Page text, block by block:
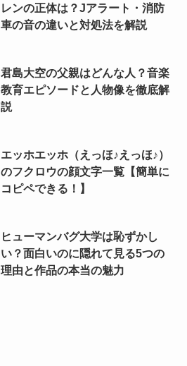
レンの正体は？Jアラート・消防
車の音の違いと対処法を解説
君島大空の父親はどんな人？音楽
教育エピソードと人物像を徹底解
説
エッホエッホ（えっほ♪えっほ♪）
のフクロウの顔文字一覧【簡単に
コピペできる！】
ヒューマンバグ大学は恥ずかし
い？面白いのに隠れて見る5つの
理由と作品の本当の魅力